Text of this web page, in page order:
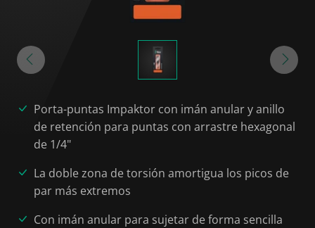
Porta-puntas Impaktor con imán anular y anillo
de retención para puntas con arrastre hexagonal
de 1/4"
La doble zona de torsión amortigua los picos de
par más extremos
Con imán anular para sujetar de forma sencilla